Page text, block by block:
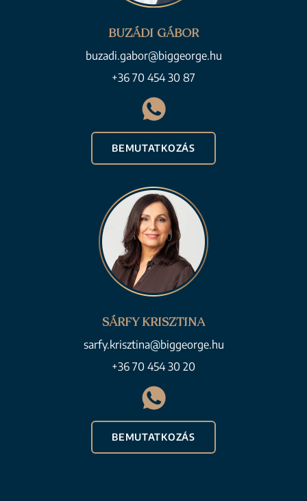
BUZÁDI GÁBOR
buzadi.gabor@biggeorge.hu
+36 70 454 30 87
BEMUTATKOZÁS
SÁRFY KRISZTINA
sarfy.krisztina@biggeorge.hu
+36 70 454 30 20
BEMUTATKOZÁS